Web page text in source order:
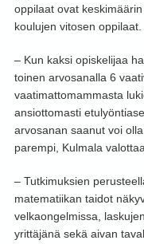
oppilaat ovat
koulujen vitosen oppilaat.
– Kun kaksi opiskelijaa
toinen arvosanalla 6
vaatimattomammasta
ansiottomasti
arvosanan saanut voi
parempi, Kulmala valottaa.
– Tutkimuksien
matematiikan taidot
velkaongelmissa,
yrittäjänä sekä aivan